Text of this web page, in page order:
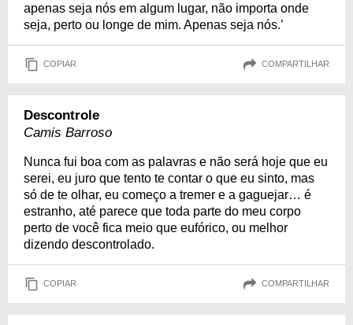
apenas seja nós em algum lugar, não importa onde
seja, perto ou longe de mim. Apenas seja nós.’
COPIAR COMPARTILHAR
Descontrole
Camis Barroso
Nunca fui boa com as palavras e não será hoje que eu
serei, eu juro que tento te contar o que eu sinto, mas
só de te olhar, eu começo a tremer e a gaguejar… é
estranho, até parece que toda parte do meu corpo
perto de você fica meio que eufórico, ou melhor
dizendo descontrolado.
COPIAR COMPARTILHAR